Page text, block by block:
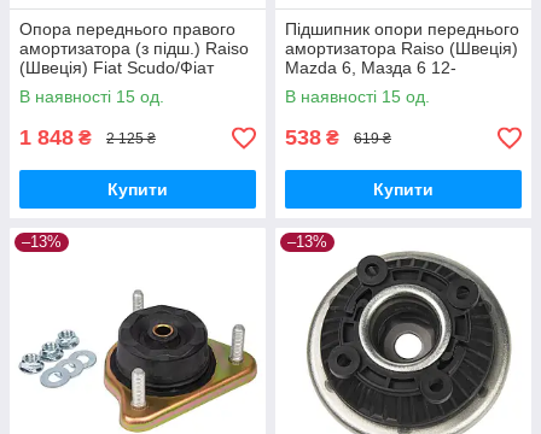
Опора переднього правого
амортизатора (з підш.) Raiso
(Швеція) Fiat Scudo/Фіат
Скудо 96- #RC01917
UAKTZKJ17
В наявності 15 од.
1 848 ₴ 2 125 ₴
Купити
Підшипник опори переднього
амортизатора Raiso (Швеція)
Mazda 6, Мазда 6 12-
#RC71960 UARHQKP17
В наявності 15 од.
538 ₴ 619 ₴
Купити
–13% –13%